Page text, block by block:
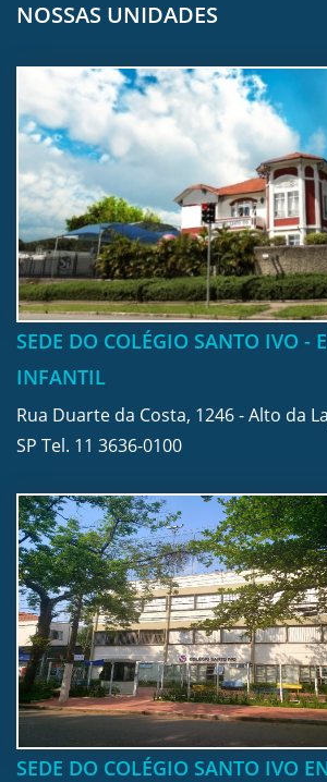
NOSSAS UNIDADES
SEDE DO COLÉGIO SANTO IVO -
INFANTIL
Rua Duarte da Costa, 1246 - Alto da
SP Tel. 11 3636-0100
SEDE DO COLÉGIO SANTO IVO